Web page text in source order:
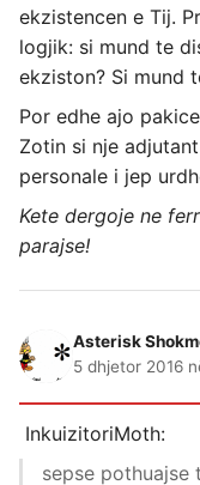
ekzistencen e Tij.
logjik: si mund te
ekziston? Si mund
Por edhe ajo
Zotin si nje
personale i jep
Kete dergoje ne
parajse!
Asterisk
5 dhjetor 2016
InkuizitoriMoth:
sepse pothuajse